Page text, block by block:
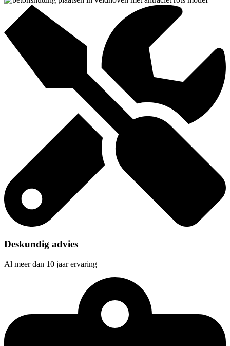
Deskundig advies
Al meer dan 10 jaar ervaring